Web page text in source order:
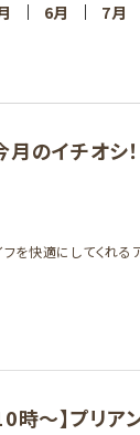
6月 7月
月のイチオシ
を快適にしてくれる
時～】プリア